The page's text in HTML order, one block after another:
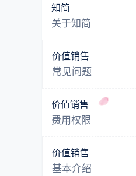
知简
关于知简
价值销售
常见问题
价值销售
费用权限
价值销售
基本介绍